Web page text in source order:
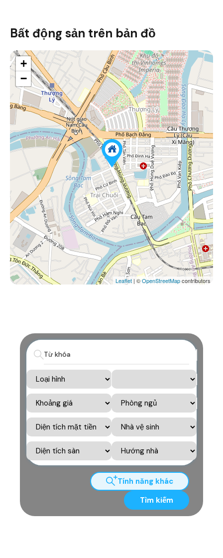
Bất động sản trên bản đồ
+
−
Leaflet | ©OpenStreetMapcontributors
Tính năng khác
Tìm kiếm